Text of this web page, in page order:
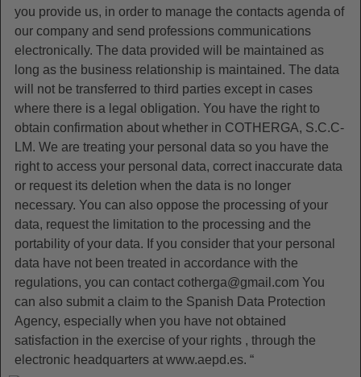
you provide us, in order to manage the contacts agenda of
our company and send professions communications
electronically. The data provided will be maintained as
long as the business relationship is maintained. The data
will not be transferred to third parties except in cases
where there is a legal obligation. You have the right to
obtain confirmation about whether in COTHERGA, S.C.C-
LM. We are treating your personal data so you have the
right to access your personal data, correct inaccurate data
or request its deletion when the data is no longer
necessary. You can also oppose the processing of your
data, request the limitation to the processing and the
portability of your data. If you consider that your personal
data have not been treated in accordance with the
regulations, you can contact cotherga@gmail.com You
can also submit a claim to the Spanish Data Protection
Agency, especially when you have not obtained
satisfaction in the exercise of your rights , through the
electronic headquarters at www.aepd.es. “